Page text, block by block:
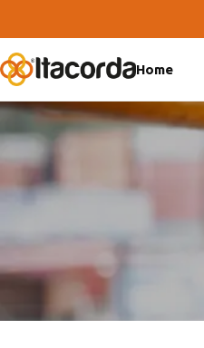
Home
DeltaFix
EcoFriendly
ItaMaxx